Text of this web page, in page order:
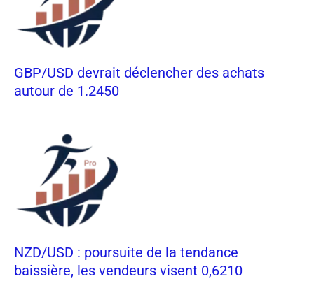
GBP/USD devrait déclencher des achats
autour de 1.2450
NZD/USD : poursuite de la tendance
baissière, les vendeurs visent 0,6210